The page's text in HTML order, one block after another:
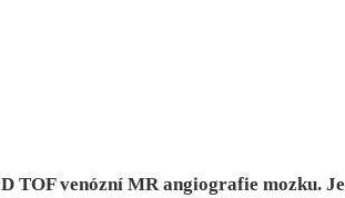
TOF venózní MR angiografie mozku. Je